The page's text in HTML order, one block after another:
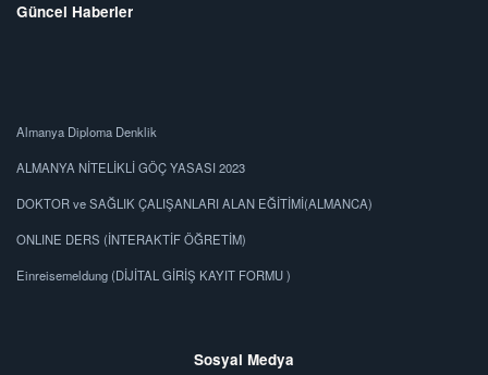
Güncel Haberler
Almanya Diploma Denklik
ALMANYA NİTELİKLİ GÖÇ YASASI 2023
DOKTOR ve SAĞLIK ÇALIŞANLARI ALAN EĞİTİMİ(ALMANCA)
ONLINE DERS (İNTERAKTİF ÖĞRETİM)
Einreisemeldung (DİJİTAL GİRİŞ KAYIT FORMU )
Sosyal Medya